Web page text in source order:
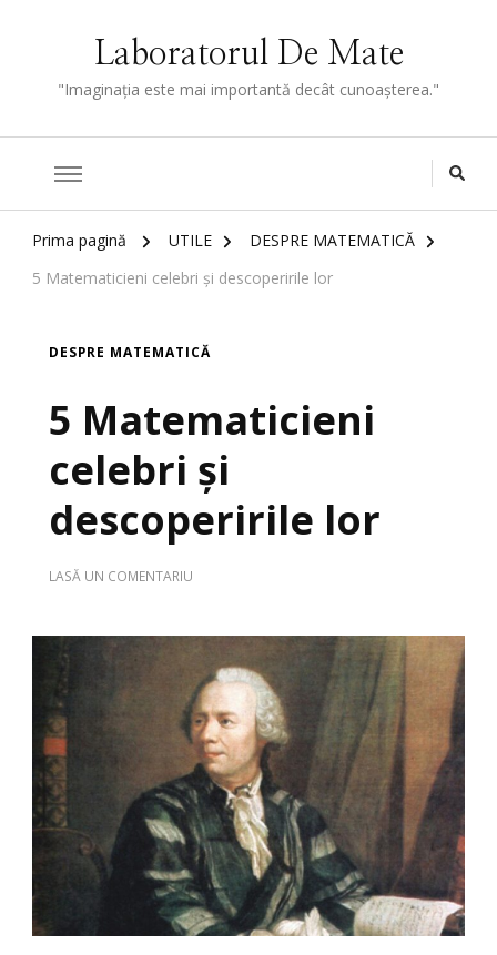
Laboratorul De Mate
"Imaginaţia este mai importantă decât cunoaşterea."
Prima pagină UTILE
DESPRE MATEMATICĂ
5 Matematicieni celebri și descoperirile lor
DESPRE MATEMATICĂ
5 Matematicieni
celebri și
descoperirile lor
LASĂ UN COMENTARIU
CELEBRI
DESCOPERIRILE
LOR